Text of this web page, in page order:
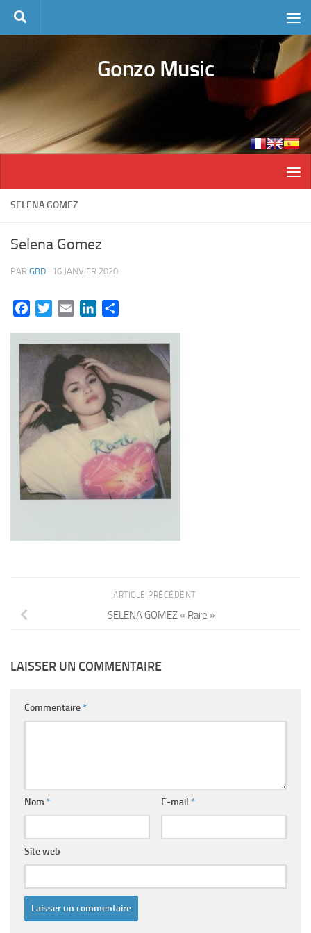
Skip to content
Gonzo Music
SELENA GOMEZ
Selena Gomez
PAR GBD · 16 JANVIER 2020
FacebookTwitterEmail LinkedIn
ARTICLE PRÉCÉDENT
SELENA GOMEZ « Rare »
LAISSER UN COMMENTAIRE
Commentaire*
Nom * E-mail *
Site web